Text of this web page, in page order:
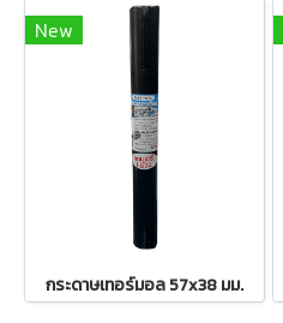
New
กระดาษเทอร์มอล 57x38 มม.